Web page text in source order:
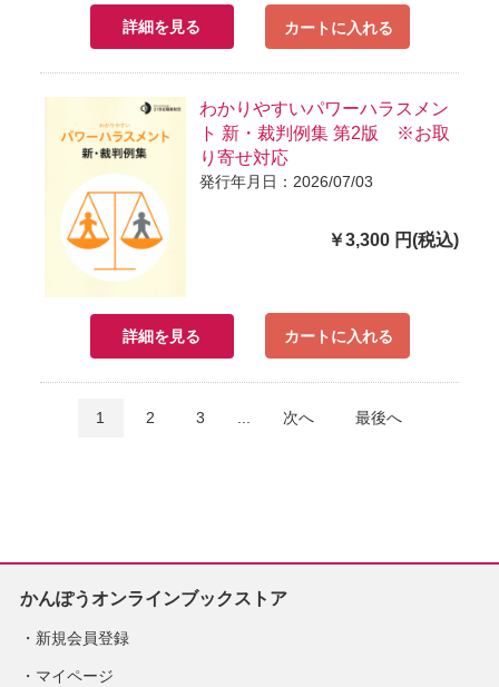
詳細を見る カートに入れる
わかりやすいパワーハラスメン
ト 新・裁判例集 第2版 ※お取
り寄せ対応
発行年月日：2026/07/03
￥3,300 円(税込)
詳細を見る カートに入れる
1 2 3 次へ 最後へ
かんぽうオンラインブックストア
新規会員登録
マイページ